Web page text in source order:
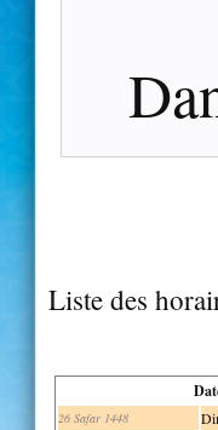
Liste des
26 Safar 1448